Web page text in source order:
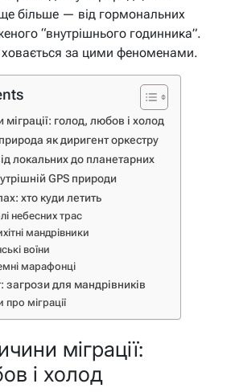
більше — від гормональних
“внутрішнього годинника”.
за цими феноменами.
міграції: голод, любов і холод
як диригент оркестру
локальних до планетарних
GPS природи
хто куди летить
небесних трас
мандрівники
воїни
марафонці
загрози для мандрівників
про міграції
міграції:
і холод